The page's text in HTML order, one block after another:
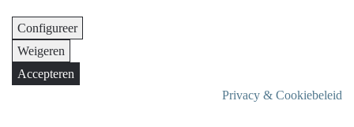
Configureer
Weigeren
Accepteren
Privacy & Cookiebeleid